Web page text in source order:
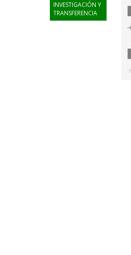
INVESTIGACIÓN Y
TRANSFERENCIA